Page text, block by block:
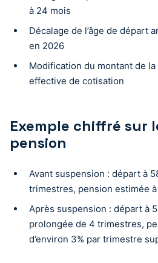
à 24 mois
Décalage de l’âge de départ
en 2026
Modification du montant de
effective de cotisation
Exemple chiffré sur
pension
Avant suspension : départ à
trimestres, pension estimée
Après suspension : départ à
prolongée de 4 trimestres,
d’environ 3% par trimestre